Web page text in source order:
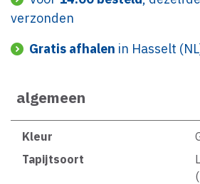
verzonden
Gratis afhalen in Hasselt
algemeen
Kleur
Tapijtsoort